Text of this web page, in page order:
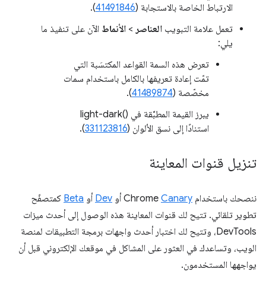
الارتباط الخاصة بالاستجابة (41491846
).
تعمل علامة التبويب العناصر > الأنماط الآن على تنفيذ ما
يلي:
تعرض هذه السمة القواعد المكتسَبة التي
تمّت إعادة تعريفها بالكامل باستخدام سمات
مخصّصة (41489874
).
يبرز القيمة المطبَّقة في light-dark()‎
استنادًا إلى نسق الألوان (331123816
).
تنزيل قنوات المعاينة
ننصحك باستخدام Chrome Canary أو Dev أو Beta كمتصفّح
تطوير تلقائي. تتيح لك قنوات المعاينة هذه الوصول إلى أحدث ميزات
DevTools، وتتيح لك اختبار أحدث واجهات برمجة التطبيقات لمنصة
الويب، وتساعدك في العثور على المشاكل في موقعك الإلكتروني قبل أن
يواجهها المستخدمون.